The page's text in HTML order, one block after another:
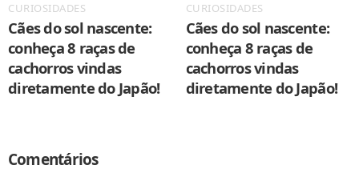
CURIOSIDADES
Cães do sol nascente:
conheça 8 raças de
cachorros vindas
diretamente do Japão!
CURIOSIDADES
Cães do sol nascente:
conheça 8 raças de
cachorros vindas
diretamente do Japão!
Comentários